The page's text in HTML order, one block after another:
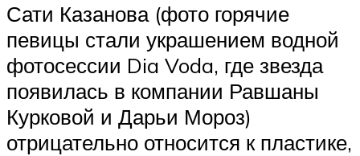
Сати Казанова (фото горячие
певицы стали украшением водной
фотосессии Dia Voda, где звезда
появилась в компании Равшаны
Курковой и Дарьи Мороз)
отрицательно относится к пластике,